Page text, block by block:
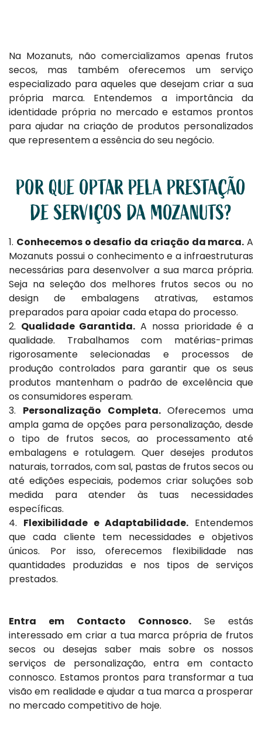
Na Mozanuts, não comercializamos apenas frutos
secos, mas também oferecemos um serviço
especializado para aqueles que desejam criar a sua
própria marca. Entendemos a importância da
identidade própria no mercado e estamos prontos
para ajudar na criação de produtos personalizados
que representem a essência do seu negócio.
POR QUE OPTAR PELA PRESTAÇÃO
DE SERVIÇOS DA MOZANUTS?
1. Conhecemos o desafio da criação da marca. A
Mozanuts possui o conhecimento e a infraestruturas
necessárias para desenvolver a sua marca própria.
Seja na seleção dos melhores frutos secos ou no
design de embalagens atrativas, estamos
preparados para apoiar cada etapa do processo.
2. Qualidade Garantida. A nossa prioridade é a
qualidade. Trabalhamos com matérias-primas
rigorosamente selecionadas e processos de
produção controlados para garantir que os seus
produtos mantenham o padrão de excelência que
os consumidores esperam.
3. Personalização Completa.Oferecemos uma
ampla gama de opções para personalização, desde
o tipo de frutos secos, ao processamento até
embalagens e rotulagem. Quer desejes produtos
naturais, torrados, com sal, pastas de frutos secos ou
até edições especiais, podemos criar soluções sob
medida para atender às tuas necessidades
específicas.
4. Flexibilidade e Adaptabilidade. Entendemos
que cada cliente tem necessidades e objetivos
únicos. Por isso, oferecemos flexibilidade nas
quantidades produzidas e nos tipos de serviços
prestados.
Entra em Contacto Connosco. Se estás
interessado em criar a tua marca própria de frutos
secos ou desejas saber mais sobre os nossos
serviços de personalização, entra em contacto
connosco. Estamos prontos para transformar a tua
visão em realidade e ajudar a tua marca a prosperar
no mercado competitivo de hoje.